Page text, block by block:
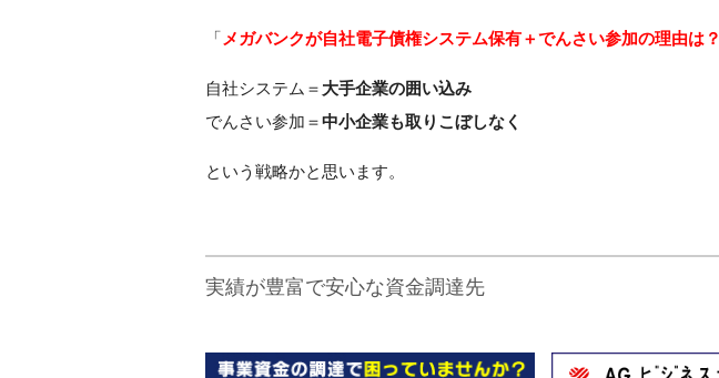
「 メガバンクが自社電子債権システム保有＋でんさい参加の理由は？
自社システム＝ 大手企業の囲い込み
でんさい参加＝中小企業も取りこぼしなく
という戦略かと思います。
実績が豊富で安心な資金調達先